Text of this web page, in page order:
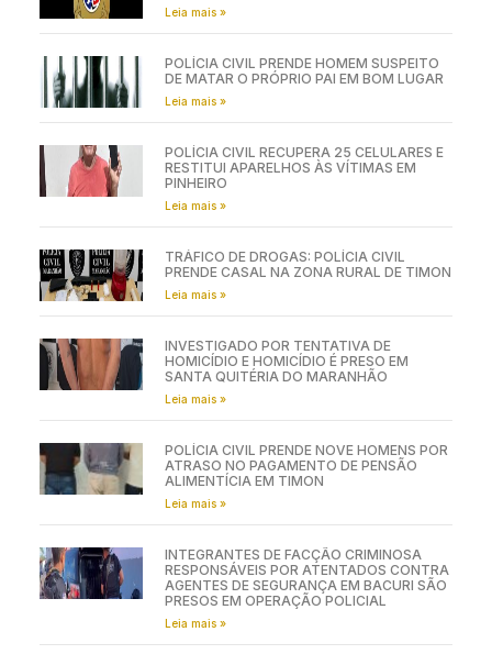
Leia mais »
POLÍCIA CIVIL PRENDE HOMEM SUSPEITO
DE MATAR O PRÓPRIO PAI EM BOM LUGAR
Leia mais »
POLÍCIA CIVIL RECUPERA 25 CELULARES E
RESTITUI APARELHOS ÀS VÍTIMAS EM
PINHEIRO
Leia mais »
TRÁFICO DE DROGAS: POLÍCIA CIVIL
PRENDE CASAL NA ZONA RURAL DE TIMON
Leia mais »
INVESTIGADO POR TENTATIVA DE
HOMICÍDIO E HOMICÍDIO É PRESO EM
SANTA QUITÉRIA DO MARANHÃO
Leia mais »
POLÍCIA CIVIL PRENDE NOVE HOMENS POR
ATRASO NO PAGAMENTO DE PENSÃO
ALIMENTÍCIA EM TIMON
Leia mais »
INTEGRANTES DE FACÇÃO CRIMINOSA
RESPONSÁVEIS POR ATENTADOS CONTRA
AGENTES DE SEGURANÇA EM BACURI SÃO
PRESOS EM OPERAÇÃO POLICIAL
Leia mais »